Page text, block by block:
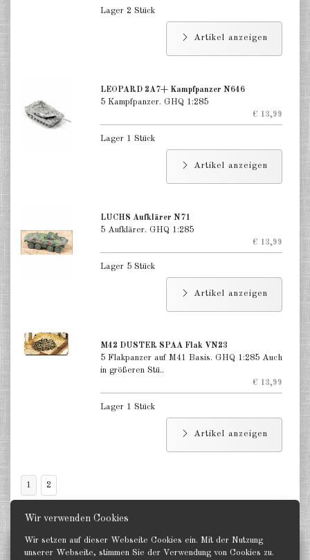
Wir verwenden Cookies
Wir setzen auf dieser Webseite Cookies ein. Mit der Nutzung
unserer Webseite, stimmen Sie der Verwendung von Cookies zu.
Lager 2 Stück
Artikel anzeigen
LEOPARD 2A7+ Kampfpanzer N646
5 Kampfpanzer. GHQ 1:285
€ 13,99
Lager 1 Stück
Artikel anzeigen
LUCHS Aufklärer N71
5 Aufklärer. GHQ 1:285
€ 13,99
Lager 5 Stück
Artikel anzeigen
M42 DUSTER SPAA Flak VN23
5 Flakpanzer auf M41 Basis. GHQ 1:285 Auch
in größeren Stü..
€ 13,99
Lager 1 Stück
Artikel anzeigen
1 2
Status